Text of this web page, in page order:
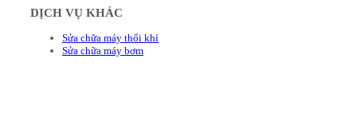
DỊCH VỤ KHÁC
Sửa chữa máy thổi khí
Sửa chữa máy bơm